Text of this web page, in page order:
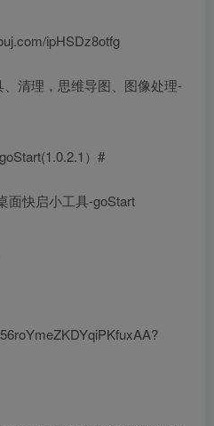
ipHSDz8otfg
）#
面快启小工具-goStart